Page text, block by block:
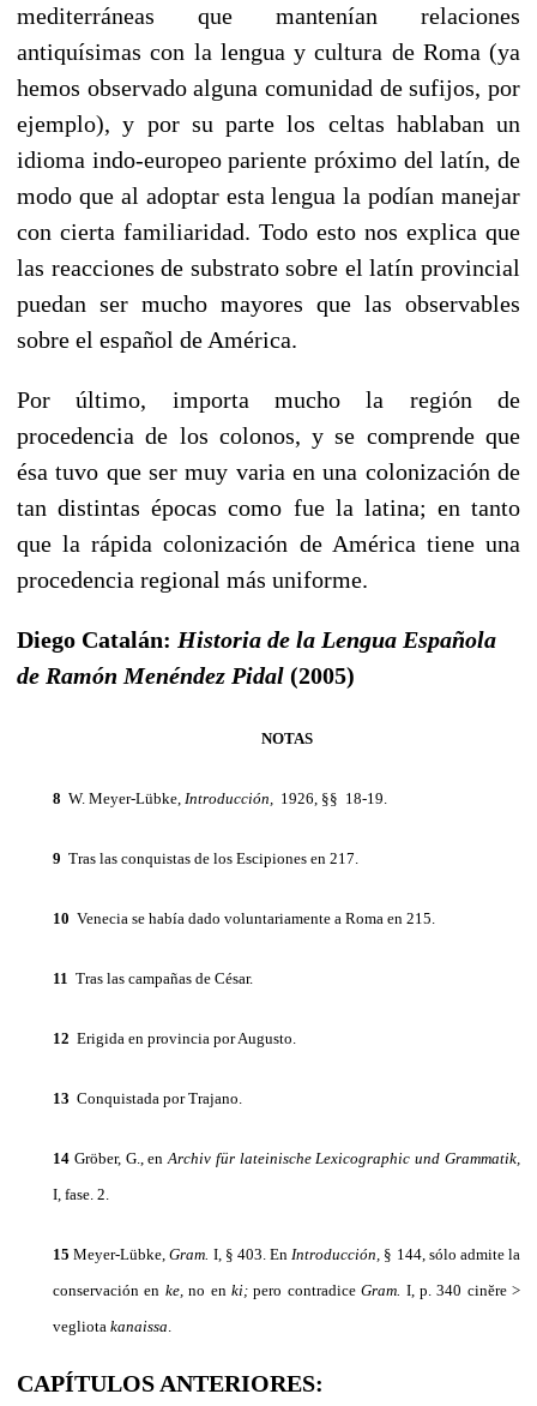
mediterráneas que mantenían relaciones
antiquísimas con la lengua y cultura de Roma (ya
hemos observado alguna comunidad de sufijos, por
ejemplo), y por su parte los celtas hablaban un
idioma indo-europeo pariente próximo del latín, de
modo que al adoptar esta lengua la podían manejar
con cierta familiaridad. Todo esto nos explica que
las reacciones de substrato sobre el latín provincial
puedan ser mucho mayores que las observables
sobre el español de América.
Por último, importa mucho la región de
procedencia de los colonos, y se comprende que
ésa tuvo que ser muy va­ria en una colonización de
tan distintas épocas como fue la latina; en tanto
que la rápida colonización de América tiene una
procedencia regional más uniforme.
Diego Catalán: Historia de la Lengua Española
de Ramón Menéndez Pidal (2005)
NOTAS
8 W. Meyer-Lübke, Introducción, 1926, §§ 18-19.
9 Tras las conquistas de los Escipiones en 217.
10 Venecia se había dado voluntariamente a Roma en 215.
11 Tras las campañas de César.
12 Erigida en provincia por Augusto.
13 Conquistada por Trajano.
14 Gröber, G., enArchiv für lateinische Lexicographicund Grammatik,
I, fase. 2.
15 Meyer-Lübke,Gram. I, § 403. En Introducción, § 144, sólo ad­mite la
conservación en ke,no en ki;pero contradiceGram. I, p. 340 cinĕre >
vegliota kanaissa
CAPÍTULOS ANTERIORES: